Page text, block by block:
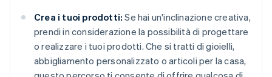
Crea i tuoi prodotti: Se hai un'inclinazione creativa,
prendi in considerazione la possibilità di progettare
o realizzare i tuoi prodotti. Che si tratti di gioielli,
abbigliamento personalizzato o articoli per la casa,